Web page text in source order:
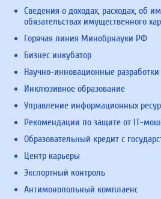
Сведения о доходах, расходах, об
обязательствах имущественного
Горячая линия Минобрнауки РФ
Бизнес инкубатор
Научно-инновационные разработки
Инклюзивное образование
Управление информационных
Рекомендации по защите от IT-
Образовательный кредит с
Центр карьеры
Экспортный контроль
Антимонопольный комплаенс